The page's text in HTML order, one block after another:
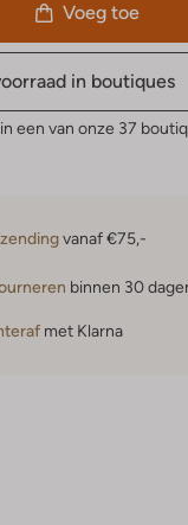
Voeg toe
in boutiques
een van onze 37
vanaf €75,-
binnen 30
met Klarna